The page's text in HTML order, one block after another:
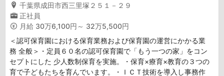
千葉県成田市西三里塚２５１－２９
正社員
月給 30万6,100円～ 32万5,500円
＜認可保育園における保育業務および保育園の運営にかかる業
務 全般＞・定員６０名の認可保育園で「もう一つの家」をコン
セプトにした 少人数制保育を実施。・保育×療育×教育の３つの
育で子どもたちを育んでいます。・ＩＣＴ技術を導入し事務作